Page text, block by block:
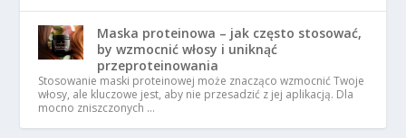
Maska proteinowa – jak często stosować,
by wzmocnić włosy i uniknąć
przeproteinowania
Stosowanie maski proteinowej może znacząco wzmocnić Twoje
włosy, ale kluczowe jest, aby nie przesadzić z jej aplikacją. Dla
mocno zniszczonych …